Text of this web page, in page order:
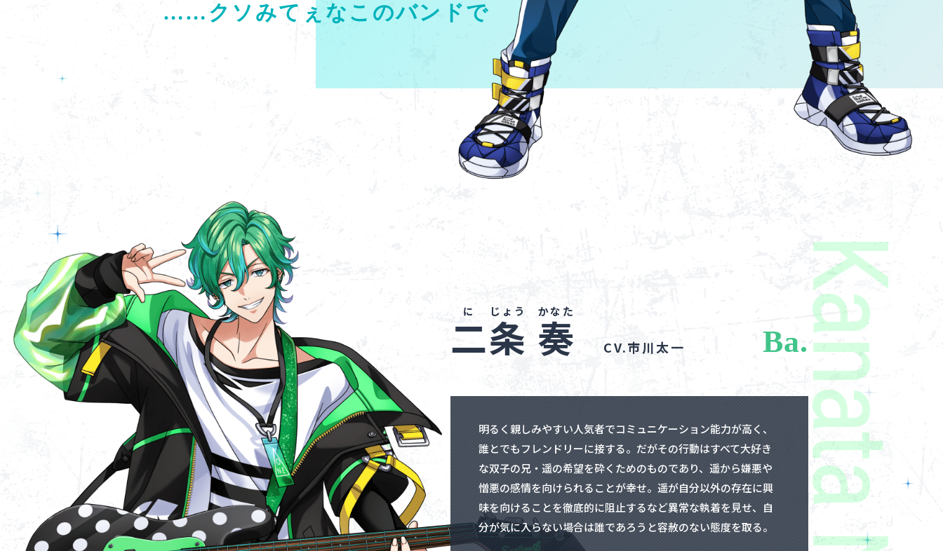
……クソみてぇなこのバンドで
二条 奏 CV.市川太一 Ba.
明るく親しみやすい人気者でコミュニケーション能力が高く、
誰とでもフレンドリーに接する。だがその行動はすべて大好き
な双子の兄・遥の希望を砕くためのものであり、遥から嫌悪や
憎悪の感情を向けられることが幸せ。遥が自分以外の存在に興
味を向けることを徹底的に阻止するなど異常な執着を見せ、自
分が気に入らない場合は誰であろうと容赦のない態度を取る。